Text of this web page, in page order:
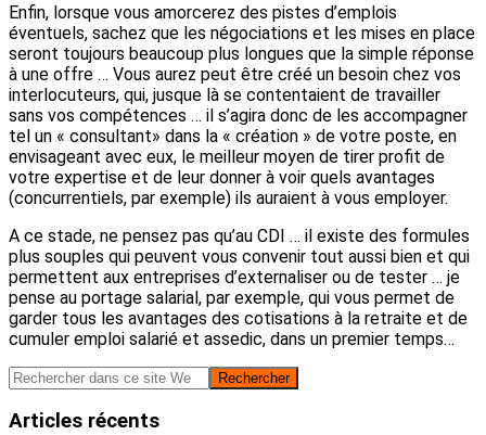
Enfin, lorsque vous amorcerez des pistes d’emplois
éventuels, sachez que les négociations et les mises en place
seront toujours beaucoup plus longues que la simple réponse
à une offre … Vous aurez peut être créé un besoin chez vos
interlocuteurs, qui, jusque là se contentaient de travailler
sans vos compétences … il s’agira donc de les accompagner
tel un « consultant» dans la « création » de votre poste, en
envisageant avec eux, le meilleur moyen de tirer profit de
votre expertise et de leur donner à voir quels avantages
(concurrentiels, par exemple) ils auraient à vous employer.
A ce stade, ne pensez pas qu’au CDI … il existe des formules
plus souples qui peuvent vous convenir tout aussi bien et qui
permettent aux entreprises d’externaliser ou de tester … je
pense au portage salarial, par exemple, qui vous permet de
garder tous les avantages des cotisations à la retraite et de
cumuler emploi salarié et assedic, dans un premier temps…
Barre
latérale
Rechercher
dans
ce
Articles récents